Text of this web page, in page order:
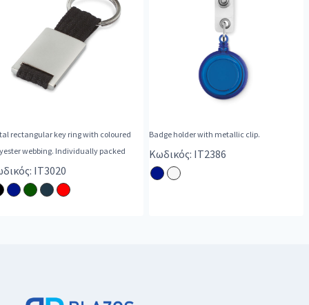
rectangular key ring with coloured
webbing. Individually packed
IT3020
Badge holder with metallic clip.
Κωδικός: IT2386